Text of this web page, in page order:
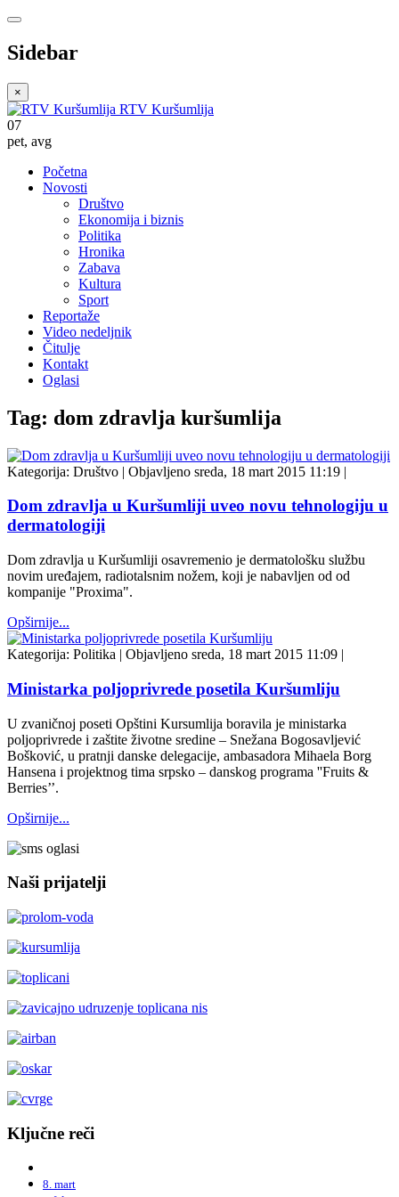
Sidebar
×
RTV Kuršumlija
07
pet, avg
Početna
Novosti
Društvo
Ekonomija i biznis
Politika
Hronika
Zabava
Kultura
Sport
Reportaže
Video nedeljnik
Čitulje
Kontakt
Oglasi
Tag: dom zdravlja kuršumlija
Kategorija: Društvo | Objavljeno sreda, 18 mart 2015 11:19 |
Dom zdravlja u Kuršumliji uveo novu tehnologiju u
dermatologiji
Dom zdravlja u Kuršumliji osavremenio je dermatološku službu
novim uređajem, radiotalsnim nožem, koji je nabavljen od od
kompanije "Proxima".
Opširnije...
Kategorija: Politika | Objavljeno sreda, 18 mart 2015 11:09 |
Ministarka poljoprivrede posetila Kuršumliju
U zvaničnoj poseti Opštini Kursumlija boravila je ministarka
poljoprivrede i zaštite životne sredine – Snežana Bogosavljević
Bošković, u pratnji danske delegacije, ambasadora Mihaela Borg
Hansena i projektnog tima srpsko – danskog programa ''Fruits &
Berries’’.
Opširnije...
Naši prijatelji
Ključne reči
8. mart